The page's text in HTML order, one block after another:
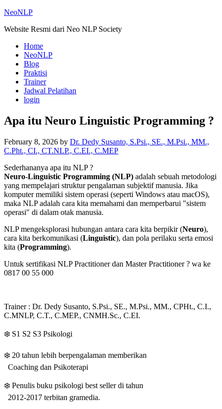
NeoNLP
Website Resmi dari Neo NLP Society
Home
NeoNLP
Blog
Praktisi
Trainer
Jadwal Pelatihan
login
Apa itu Neuro Linguistic Programming ?
February 8, 2026 by Dr. Dedy Susanto, S.Psi., SE., M.Psi., MM.,
C.Pht., CI., CT.NLP., C.EI., C.MEP
Sederhananya apa itu NLP ?
Neuro-Linguistic Programming (NLP) adalah sebuah metodologi
yang mempelajari struktur pengalaman subjektif manusia. Jika
komputer memiliki sistem operasi (seperti Windows atau macOS),
maka NLP adalah cara kita memahami dan memperbarui "sistem
operasi" di dalam otak manusia.
NLP mengeksplorasi hubungan antara cara kita berpikir (Neuro),
cara kita berkomunikasi (Linguistic), dan pola perilaku serta emosi
kita (Programming).
Untuk sertifikasi NLP Practitioner dan Master Practitioner ? wa ke
0817 00 55 000
Trainer : Dr. Dedy Susanto, S.Psi., SE., M.Psi., MM., CPHt., C.I.,
C.MNLP, C.T., C.MEP., CNMH.Sc., C.EI.
❄️ S1 S2 S3 Psikologi
❄️ 20 tahun lebih berpengalaman memberikan
Coaching dan Psikoterapi
❄️ Penulis buku psikologi best seller di tahun
2012-2017 terbitan gramedia.